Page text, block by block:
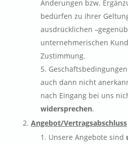
Änderungen bzw.
bedürfen zu ihrer
ausdrücklichen
unternehmerischen
Zustimmung.
auch dann nicht
nach Eingang bei uns
widersprechen.
Angebot/Vertragsabschluss
Unsere Angebote sind